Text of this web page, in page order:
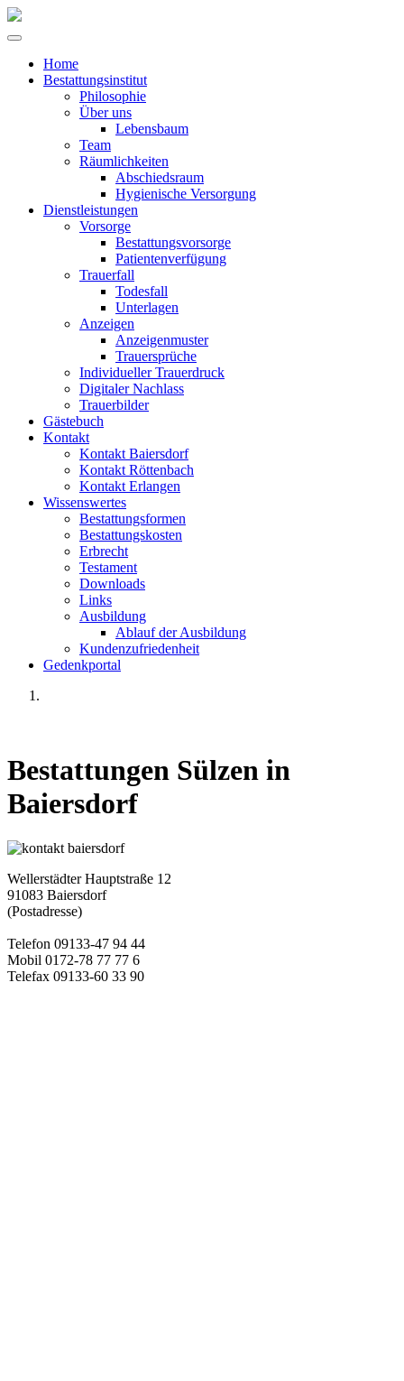
Home
Bestattungsinstitut
Philosophie
Über uns
Lebensbaum
Team
Räumlichkeiten
Abschiedsraum
Hygienische Versorgung
Dienstleistungen
Vorsorge
Bestattungsvorsorge
Patientenverfügung
Trauerfall
Todesfall
Unterlagen
Anzeigen
Anzeigenmuster
Trauersprüche
Individueller Trauerdruck
Digitaler Nachlass
Trauerbilder
Gästebuch
Kontakt
Kontakt Baiersdorf
Kontakt Röttenbach
Kontakt Erlangen
Wissenswertes
Bestattungsformen
Bestattungskosten
Erbrecht
Testament
Downloads
Links
Ausbildung
Ablauf der Ausbildung
Kundenzufriedenheit
Gedenkportal
Bestattungen Sülzen in
Baiersdorf
Wellerstädter Hauptstraße 12
91083 Baiersdorf
(Postadresse)
Telefon 09133-47 94 44
Mobil 0172-78 77 77 6
Telefax 09133-60 33 90